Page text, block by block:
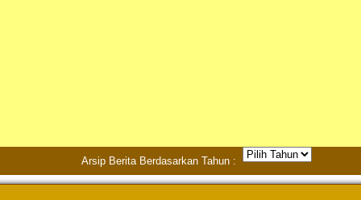
Arsip Berita Berdasarkan Tahun :